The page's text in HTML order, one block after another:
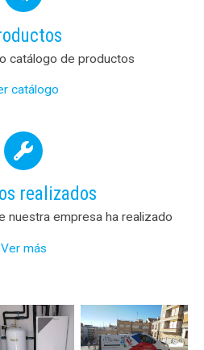
catálogo de productos
catálogo
realizados
nuestra empresa ha realizado
Ver más